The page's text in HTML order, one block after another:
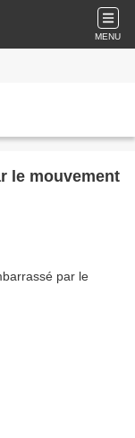
MENU
le mouvement